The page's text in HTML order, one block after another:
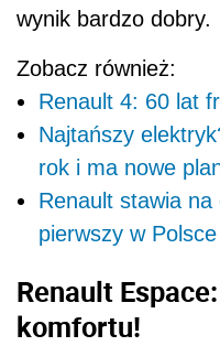
wynik bardzo dobry.
Zobacz również:
Renault 4: 60 lat
Najtańszy
rok i ma nowe
Renault stawia
pierwszy w
Renault
komfortu!